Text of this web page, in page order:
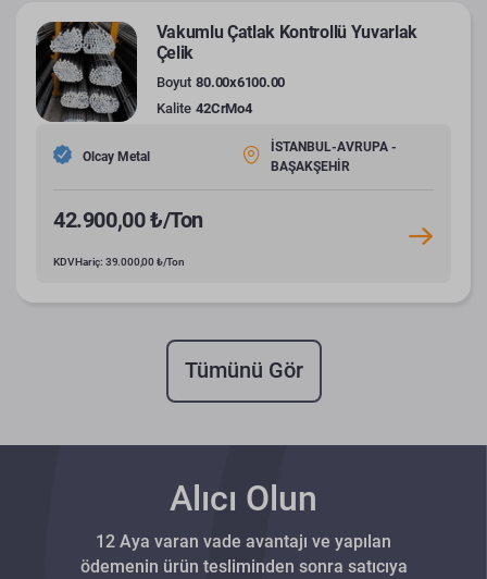
Vakumlu Çatlak Kontrollü Yuvarlak
Çelik
Boyut 80.00x6100.00
Kalite 42CrMo4
Olcay Metal
İSTANBUL-AVRUPA -
BAŞAKŞEHİR
42.900,00 ₺/Ton
KDV Hariç: 39.000,00 ₺/Ton
Tümünü Gör
Alıcı Olun
12 Aya varan vade avantajı ve yapılan
ödemenin ürün tesliminden sonra satıcıya